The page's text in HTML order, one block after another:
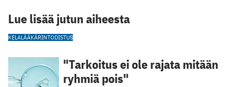
Lue lisää jutun aiheesta
KELALÄÄKÄRINTODISTUS
"Tarkoitus ei ole rajata mitään
ryhmiä pois"